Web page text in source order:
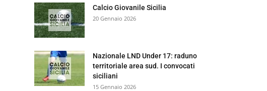
Calcio Giovanile Sicilia
20 Gennaio 2026
Nazionale LND Under 17: raduno
territoriale area sud. I convocati
siciliani
15 Gennaio 2026